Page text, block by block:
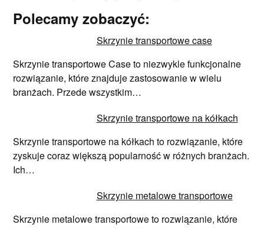
Polecamy zobaczyć:
Skrzynie transportowe case
Skrzynie transportowe Case to niezwykle funkcjonalne
rozwiązanie, które znajduje zastosowanie w wielu
branżach. Przede wszystkim…
Skrzynie transportowe na kółkach
Skrzynie transportowe na kółkach to rozwiązanie, które
zyskuje coraz większą popularność w różnych branżach.
Ich…
Skrzynie metalowe transportowe
Skrzynie metalowe transportowe to rozwiązanie, które